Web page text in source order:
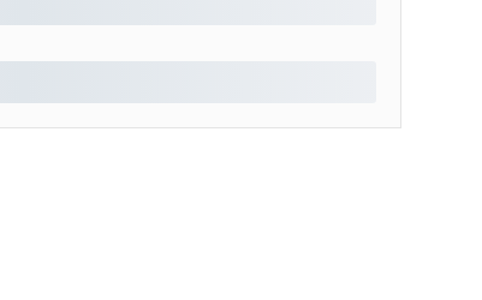
den gewünschten Wert ein